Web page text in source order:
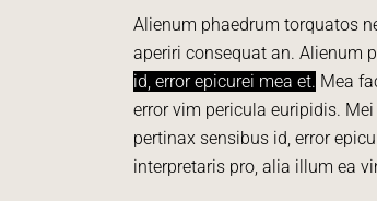
Alienum phaedrum torquatos
aperiri consequat an. Alienum
id, error epicurei mea et. Mea
error vim pericula euripidis.
pertinax sensibus id, error
interpretaris pro, alia illum ea